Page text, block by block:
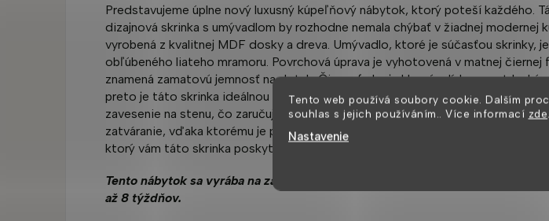
Tento web používá soubory cookie. Dalším
souhlas s jejich používáním.. Více informací zde.
Nastavenie
Predstavujeme úplne nový luxusný kúpeľňový nábytok, ktorý poteší každého.
dizajnová skrinka s umývadlom by rozhodne nemala chýbať v žiadnej modernej
vyrobená z kvalitnej MDF dosky a dreva. Umývadlo, ktoré je súčasťou skrinky,
obľúbeného liateho mramoru. Povrchová úprava je vyhotovená v matnej čiernej
znamená zamatovú jemnosť na dotyk. Čierna farba je hlavným lídrom na trhu
preto je táto skrinka ideálnou voľbou. Úchyty skrinky sú z nehrdzavejúcej ocele.
zavesenie na stenu, čo zaručuje bezproblémové čistenie. Veľkou výhodou tejto
zatváranie, vďaka ktorému je používanie skrinky absolútne pohodlné. Pocíťte
ktorý vám táto skrinka poskytuje.
Tento nábytok sa vyrába na zákazku, iba v prevedení, ktoré tu uvádzame, a
až 8 týždňov.